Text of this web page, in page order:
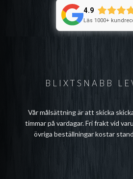
BLIXTSNABB
Vår målsättning är att skicka
timmar på vardagar. Fri frakt vid
övriga beställningar kostar
4.9
Läs 1000+